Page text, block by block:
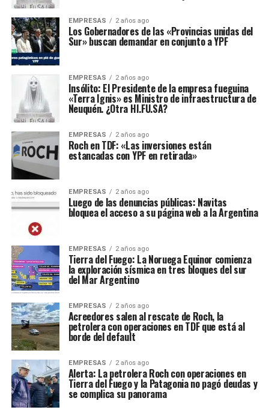
EMPRESAS 2 años ago
Los Gobernadores de las «Provincias unidas del
Sur» buscan demandar en conjunto a YPF
EMPRESAS 2 años ago
Insólito: El Presidente de la empresa fueguina
«Terra Ignis» es Ministro de infraestructura de
Neuquén. ¿Otra HI.FU.SA?
EMPRESAS 2 años ago
Roch en TDF: «Las inversiones están
estancadas con YPF en retirada»
EMPRESAS 2 años ago
Luego de las denuncias públicas: Navitas
bloquea el acceso a su página web a la Argentina
EMPRESAS 2 años ago
Tierra del Fuego: La Noruega Equinor comienza
la exploración sísmica en tres bloques del sur
del Mar Argentino
EMPRESAS 2 años ago
Acreedores salen al rescate de Roch, la
petrolera con operaciones en TDF que está al
borde del default
EMPRESAS 2 años ago
Alerta: La petrolera Roch con operaciones en
Tierra del Fuego y la Patagonia no pagó deudas y
se complica su panorama